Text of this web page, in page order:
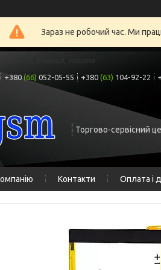
Зараз не робочий час. Ми
32, Вінниця, Україна
+380(66) 052-05-55 +380 (63) 104-92-22
Торгово-сервісний
Контакти Оплата і